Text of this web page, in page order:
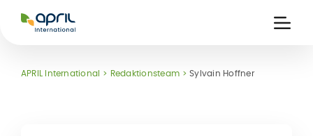
International
APRIL International Redaktionsteam Sylvain Hoffner